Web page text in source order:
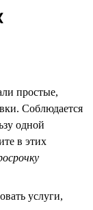
простые,
Соблюдается
одной
в этих
услуги,